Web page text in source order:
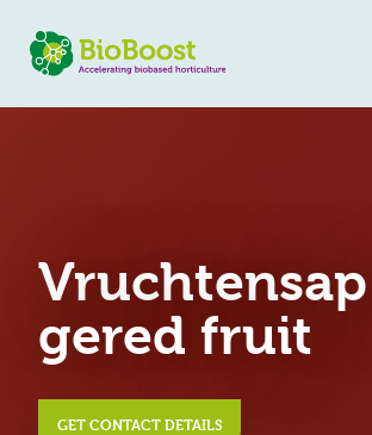
gered fruit
GET CONTACT DETAILS